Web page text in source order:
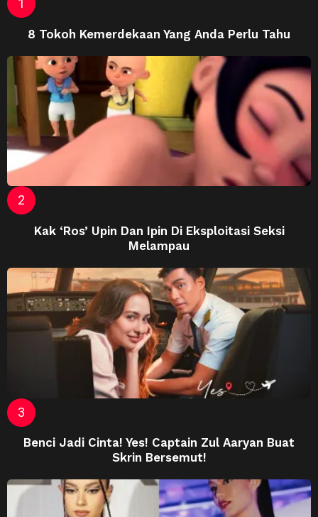
8 Tokoh Kemerdekaan Yang Anda Perlu Tahu
Kak ‘Ros’ Upin Dan Ipin Di Eksploitasi Seksi
Melampau
Benci Jadi Cinta! Yes! Captain Zul Aaryan Buat
Skrin Bersemut!